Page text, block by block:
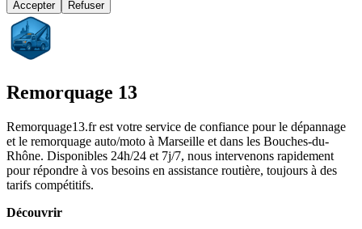
Accepter Refuser
Remorquage 13
Remorquage13.fr est votre service de confiance pour le dépannage
et le remorquage auto/moto à Marseille et dans les Bouches-du-
Rhône. Disponibles 24h/24 et 7j/7, nous intervenons rapidement
pour répondre à vos besoins en assistance routière, toujours à des
tarifs compétitifs.
Découvrir